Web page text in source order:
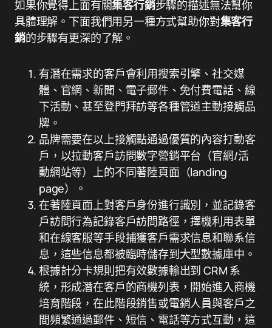
如果你覺得上面有關集客行銷步驟的描述無法幫你
具體理解。下面我們用另一種方式幫助你對集客行
銷的步驟有更深的了解。
有潛在需求的客戶會利用搜索引擎、社交媒
體、官網、新聞、電子郵件、免付費電話、線
下活動、甚至登門拜訪等各種管道主動接觸品
牌。
品牌需要在以上接觸點通過優質的內容打動客
戶，以拉動客戶訪問數字營銷平台（官網/活
動網站等）上的不同著陸頁面（landing
page）。
在著陸頁面上對客戶身份進行識別，並記錄客
戶訪問行為記錄客戶訪問路徑，擇機利用表單
和在線客服等手段捕獲客戶需求信息和聯系信
息，這些信息都被臨時儲存到大型數據庫中。
根據計分卡規則把有效數據輸出到 CRM 系
統，形成潛在客戶的商機列表，開始進入商機
培育階段，在此階段銷售或電銷人員與客戶之
間頻繁通過郵件、短信、電話等方式互動，這